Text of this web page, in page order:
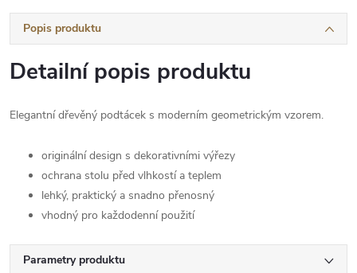
Popis produktu
Detailní popis produktu
Elegantní dřevěný podtácek s moderním geometrickým vzorem.
originální design s dekorativními výřezy
ochrana stolu před vlhkostí a teplem
lehký, praktický a snadno přenosný
vhodný pro každodenní použití
Parametry produktu